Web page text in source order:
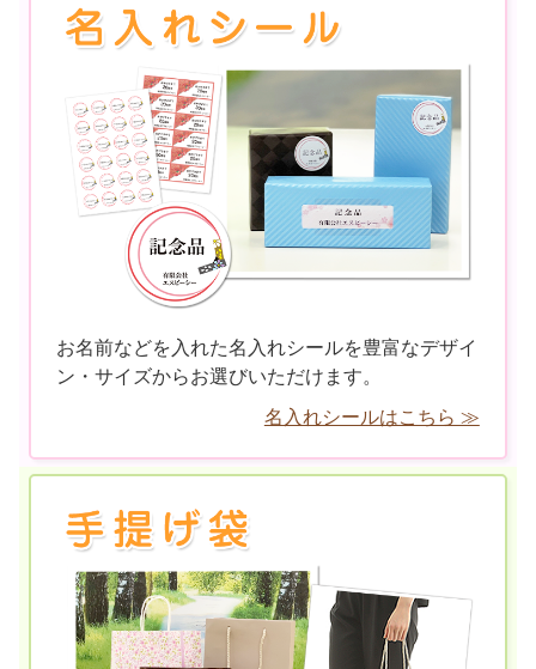
お名前などを入れた名入れシールを豊富なデザイ
ン・サイズからお選びいただけます。
名入れシールはこちら ≫